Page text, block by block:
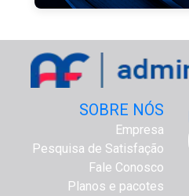
SOBRE NÓS
Empresa
Pesquisa de Satisfação
Fale Conosco
Planos e pacotes